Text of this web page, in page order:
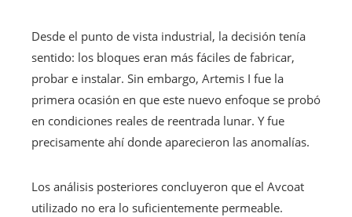
Desde el punto de vista industrial, la decisión tenía
sentido: los bloques eran más fáciles de fabricar,
probar e instalar. Sin embargo, Artemis I fue la
primera ocasión en que este nuevo enfoque se probó
en condiciones reales de reentrada lunar. Y fue
precisamente ahí donde aparecieron las anomalías.
Los análisis posteriores concluyeron que el Avcoat
utilizado no era lo suficientemente permeable.